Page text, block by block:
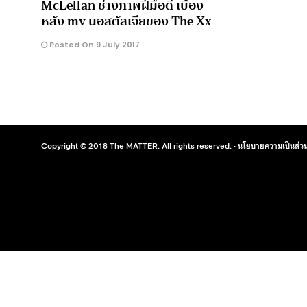
McLellan ช่างภาพฝีมือดี เบื้อง
หลัง mv นอสตัลเจียของ The Xx
Posted On 9 July 2017
Copyright © 2018 The MATTER. All rights reserved. ·นโยบายความเป็นส่ว